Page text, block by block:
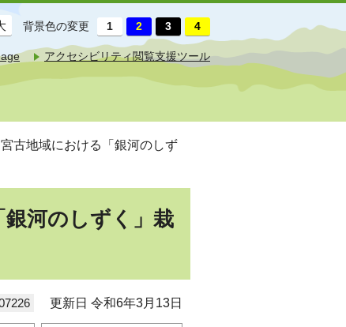
背景色の変更
アクセシビリティ閲覧支援ツール
古地域における「銀河のしず
銀河のしずく」栽
更新日 令和6年3月13日